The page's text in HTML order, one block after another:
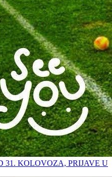
31. KOLOVOZA, PRIJAVE U